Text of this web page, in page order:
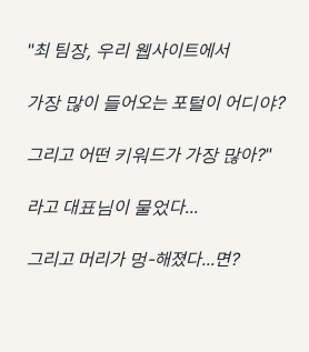
"최 팀장, 우리 웹사이트에서
가장 많이 들어오는 포털이 어디야?
그리고 어떤 키워드가 가장 많아?"
라고 대표님이 물었다...
그리고 머리가 멍-해졌다...면?